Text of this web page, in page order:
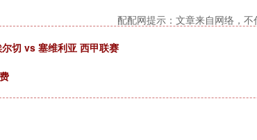
配配网提示：文章来自网络，不
切 vs 塞维利亚 西甲联赛